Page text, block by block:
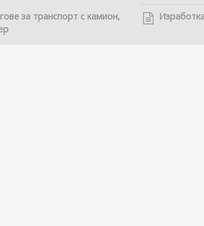
за транспорт с камион,